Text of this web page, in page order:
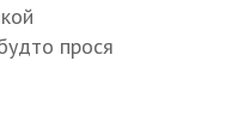
прося